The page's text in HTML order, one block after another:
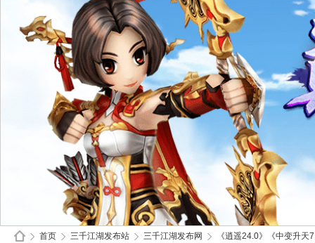
首页 三千江湖发布站 三千江湖发布网 《逍遥24.0》《中变升